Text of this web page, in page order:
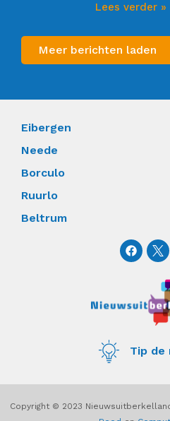
Lees verder »
Meer berichten laden
Eibergen
Neede
Borculo
Ruurlo
Beltrum
F
a
o
o
Tip de
Copyright © 2023